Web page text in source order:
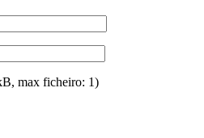
max ficheiro: 1)